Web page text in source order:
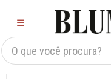
☰
Criar Lista×
Organização